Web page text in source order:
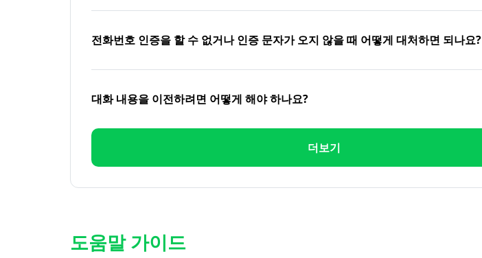
전화번호 인증을 할 수 없거나 인증 문자가 오지 않을 때 어떻게 대처하면 되나요?
대화 내용을 이전하려면 어떻게 해야 하나요?
더보기
도움말 가이드